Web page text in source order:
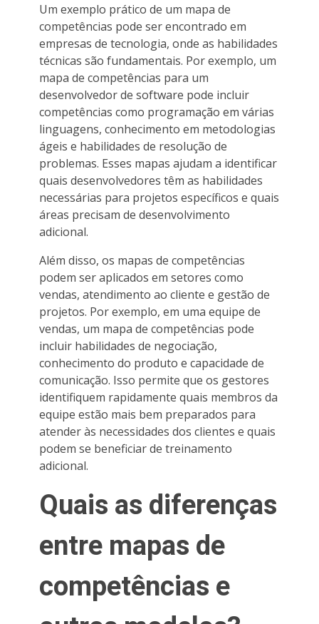
Um exemplo prático de um mapa de
competências pode ser encontrado em
empresas de tecnologia, onde as habilidades
técnicas são fundamentais. Por exemplo, um
mapa de competências para um
desenvolvedor de software pode incluir
competências como programação em várias
linguagens, conhecimento em metodologias
ágeis e habilidades de resolução de
problemas. Esses mapas ajudam a identificar
quais desenvolvedores têm as habilidades
necessárias para projetos específicos e quais
áreas precisam de desenvolvimento
adicional.
Além disso, os mapas de competências
podem ser aplicados em setores como
vendas, atendimento ao cliente e gestão de
projetos. Por exemplo, em uma equipe de
vendas, um mapa de competências pode
incluir habilidades de negociação,
conhecimento do produto e capacidade de
comunicação. Isso permite que os gestores
identifiquem rapidamente quais membros da
equipe estão mais bem preparados para
atender às necessidades dos clientes e quais
podem se beneficiar de treinamento
adicional.
Quais as diferenças
entre mapas de
competências e